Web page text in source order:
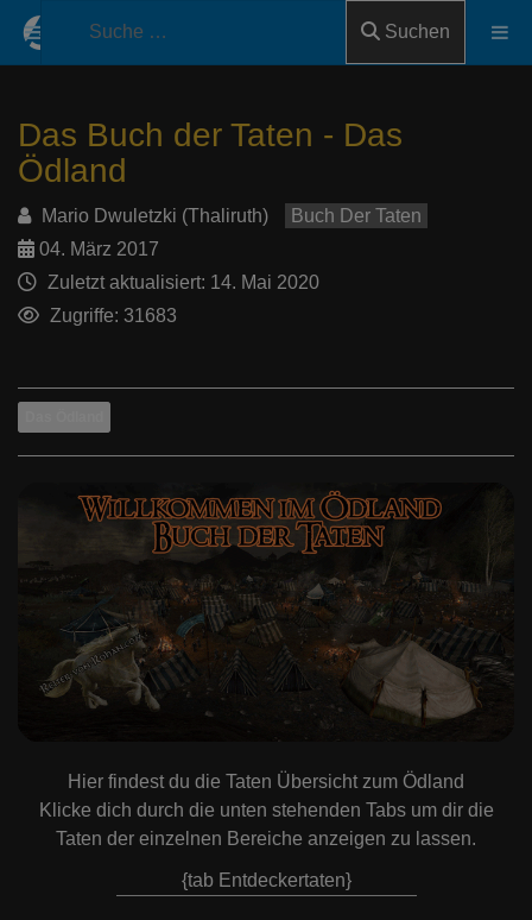
Suchen
Das Buch der Taten - Das
Ödland
Mario Dwuletzki (Thaliruth)
Buch Der Taten
04. März 2017
Zuletzt aktualisiert: 14. Mai 2020
Zugriffe: 31683
Hier findest du die Taten Übersicht zum Ödland
Klicke dich durch die unten stehenden Tabs um dir die
Taten der einzelnen Bereiche anzeigen zu lassen.
{tab Entdeckertaten}